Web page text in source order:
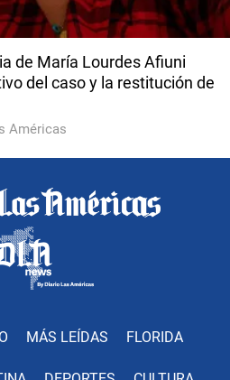
de María Lourdes Afiuni
del caso y la restitución de
Américas
MÁS LEÍDAS FLORIDA